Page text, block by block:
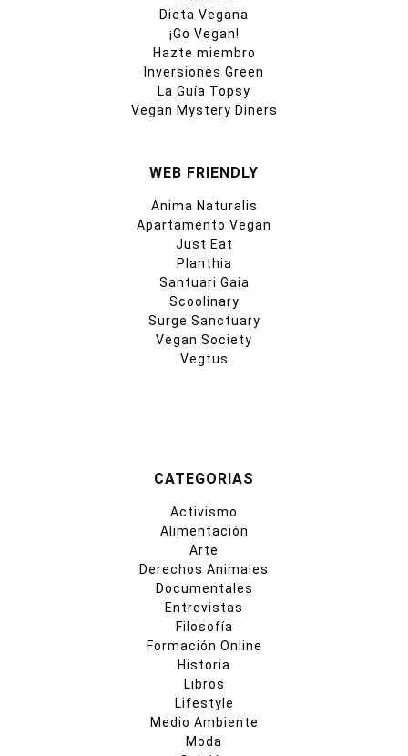
Dieta Vegana
¡Go Vegan!
Hazte miembro
Inversiones Green
La Guía Topsy
Vegan Mystery Diners
WEB FRIENDLY
Anima Naturalis
Apartamento Vegan
Just Eat
Planthia
Santuari Gaia
Scoolinary
Surge Sanctuary
Vegan Society
Vegtus
CATEGORIAS
Activismo
Alimentación
Arte
Derechos Animales
Documentales
Entrevistas
Filosofía
Formación Online
Historia
Libros
Lifestyle
Medio Ambiente
Moda